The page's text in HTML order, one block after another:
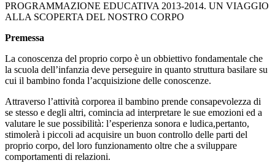
PROGRAMMAZIONE EDUCATIVA 2013-2014. UN VIAGGIO
ALLA SCOPERTA DEL NOSTRO CORPO
Premessa
La conoscenza del proprio corpo è un obbiettivo fondamentale che
la scuola dell’infanzia deve perseguire in quanto struttura basilare su
cui il bambino fonda l’acquisizione delle conoscenze.
Attraverso l’attività corporea il bambino prende consapevolezza di
se stesso e degli altri, comincia ad interpretare le sue emozioni ed a
valutare le sue possibilità: l’esperienza sonora e ludica,pertanto,
stimolerà i piccoli ad acquisire un buon controllo delle parti del
proprio corpo, del loro funzionamento oltre che a sviluppare
comportamenti di relazioni.